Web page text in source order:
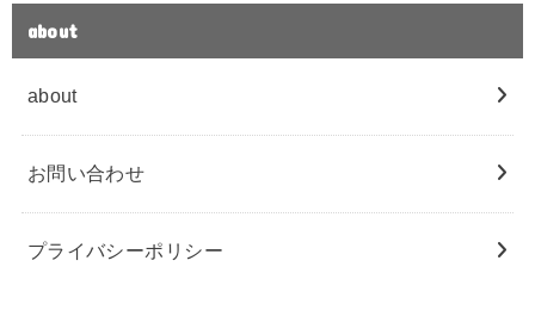
about
about
お問い合わせ
プライバシーポリシー